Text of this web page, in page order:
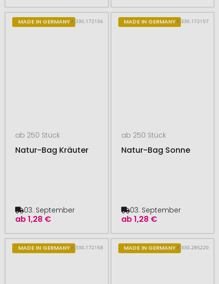
MADE IN GERMANY# 330.172156
ab 250 Stück
Natur-Bag Kräuter
ab1,28 €
03. September
MADE IN GERMANY# 330.172157
ab 250 Stück
Natur-Bag Sonne
ab1,28 €
03. September
MADE IN GERMANY# 330.172158 MADE IN GERMANY# 330.285220